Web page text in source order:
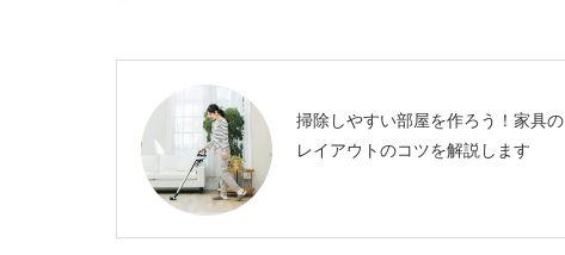
掃除しやすい部屋を作ろう！家具の
レイアウトのコツを解説します